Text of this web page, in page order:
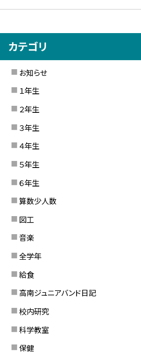
カテゴリ
お知らせ
１年生
２年生
３年生
４年生
５年生
６年生
算数少人数
図工
音楽
全学年
給食
高南ジュニアバンド日記
校内研究
科学教室
保健